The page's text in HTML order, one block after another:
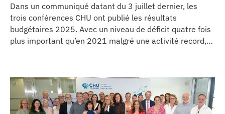
Dans un communiqué datant du 3 juillet dernier, les
trois conférences CHU ont publié les résultats
budgétaires 2025. Avec un niveau de déficit quatre fois
plus important qu’en 2021 malgré une activité record,